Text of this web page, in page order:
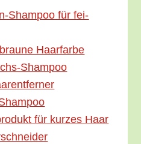
Sham­­poo für fei­
Haarfarbe
Shampoo
für kur­zes Haar